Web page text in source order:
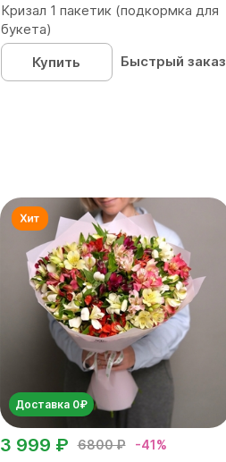
Кризал 1 пакетик (подкормка для
букета)
Купить
Быстрый заказ
Доставка 0₽
6800 ₽ -41%
3 999 ₽